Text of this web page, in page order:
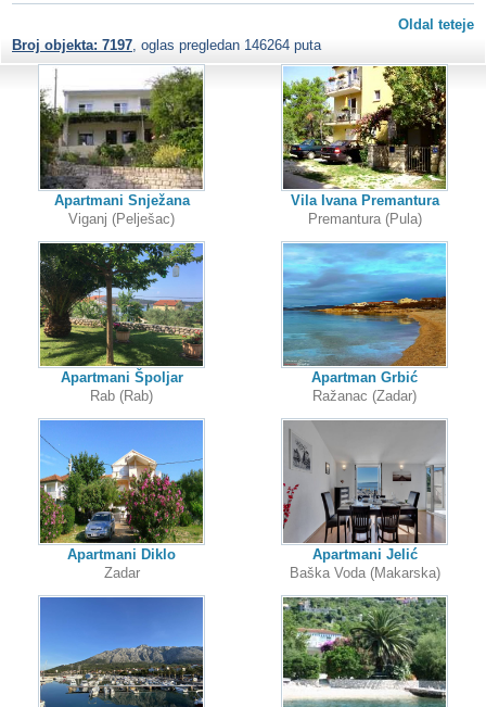
Oldal teteje
Broj objekta: 7197 , oglas pregledan 146264 puta
Apartmani Snježana
Viganj (Pelješac)
Apartmani Špoljar
Rab (Rab)
Apartmani Diklo
Zadar
Vila Ivana Premantura
Premantura (Pula)
Apartman Grbić
Ražanac (Zadar)
Apartmani Jelić
Baška Voda (Makarska)